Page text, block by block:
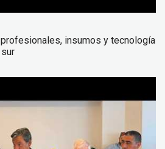
insumos y tecnología